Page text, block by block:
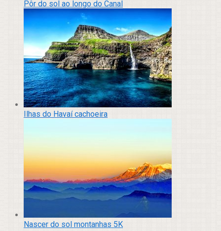
Pôr do sol ao longo do Canal
Ilhas do Havaí cachoeira
Nascer do sol montanhas 5K